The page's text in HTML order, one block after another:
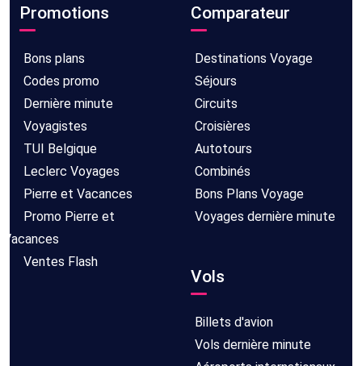
Promotions
Bons plans
Codes promo
Dernière minute
Voyagistes
TUI Belgique
Leclerc Voyages
Pierre et Vacances
Promo Pierre et
Vacances
Ventes Flash
Comparateur
Destinations Voyage
Séjours
Circuits
Croisières
Autotours
Combinés
Bons Plans Voyage
Voyages dernière minute
Vols
Billets d'avion
Vols dernière minute